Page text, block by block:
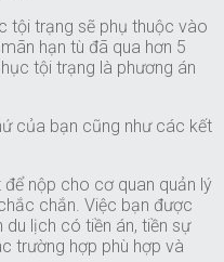
tội trạng sẽ phụ thuộc vào
hạn tù đã qua hơn 5
tội trạng là phương án
của bạn cũng như các kết
nộp cho cơ quan quản lý
chắn. Việc bạn được
lịch có tiền án, tiền sự
trường hợp phù hợp và